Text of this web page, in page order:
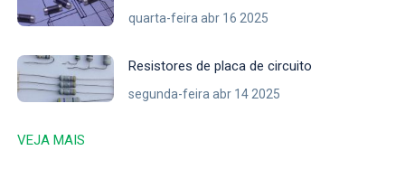
quarta-feira abr 16 2025
Resistores de placa de circuito
segunda-feira abr 14 2025
VEJA MAIS